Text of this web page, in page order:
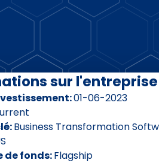
sur l'entreprise
01-06-2023
Business Transformation
de fonds Flagship